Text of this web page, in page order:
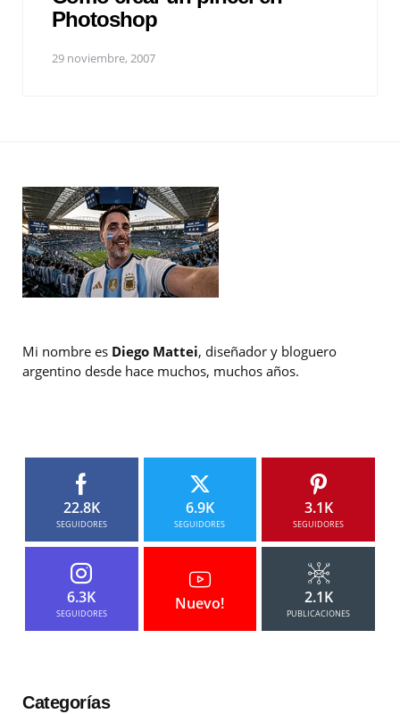
Photoshop
29 noviembre, 2007
Mi nombre es Diego Mattei, diseñador y bloguero
argentino desde hace muchos, muchos años.
22.8K
SEGUIDORES
6.9K
SEGUIDORES
3.1K
SEGUIDORES
6.3K
SEGUIDORES
Nuevo! 2.1K
PUBLICACIONES
Categorías